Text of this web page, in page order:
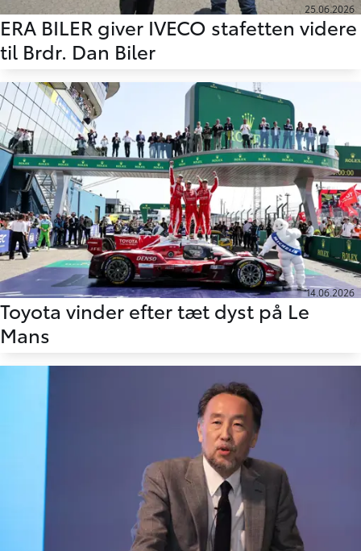
25.06.2026
ERA BILER giver IVECO stafetten videre
til Brdr. Dan Biler
14.06.2026
Toyota vinder efter tæt dyst på Le
Mans